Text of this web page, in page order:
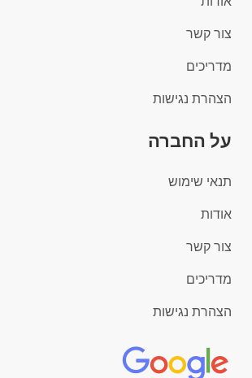
צור קשר
מדריכים
הצהרת נגישות
על החברה
תנאי שימוש
אודות
צור קשר
מדריכים
הצהרת נגישות